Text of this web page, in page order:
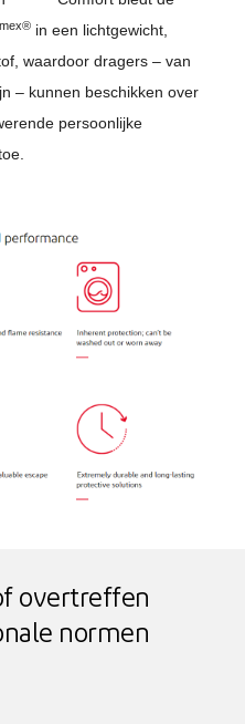
in een lichtgewicht,
waardoor dragers – van
– kunnen beschikken over
persoonlijke
overtreffen
normen